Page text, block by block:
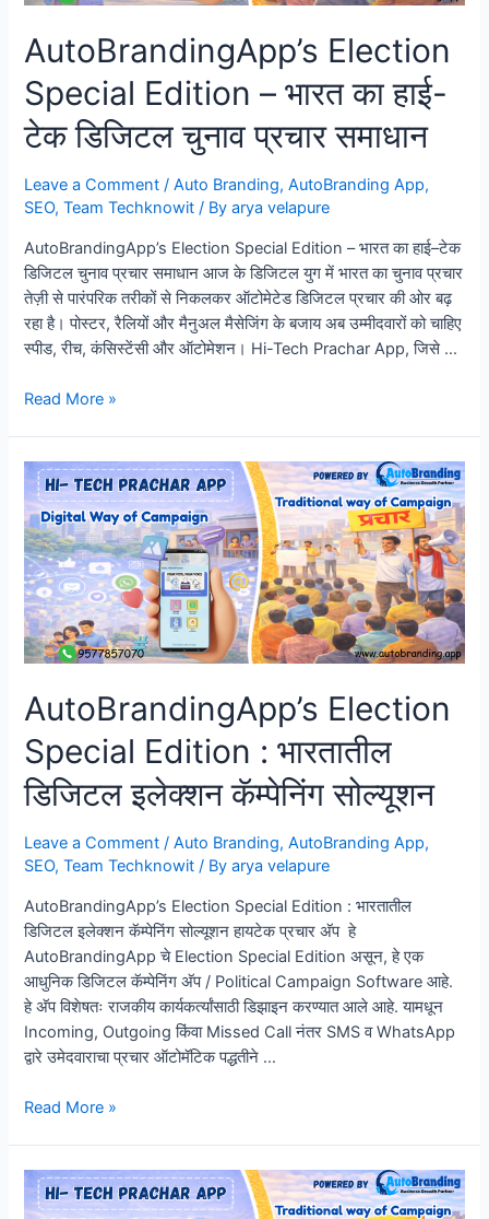
Means”
AutoBrandingApp’s Election
Special Edition – भारत का हाई-
टेक डिजिटल चुनाव प्रचार समाधान
Leave a Comment /Auto Branding,AutoBranding App,
SEO,Team Techknowit / Byarya velapure
AutoBrandingApp’s Election Special Edition – भारत का हाई–टेक
डिजिटल चुनाव प्रचार समाधान आज के डिजिटल युग में भारत का चुनाव प्रचार
तेज़ी से पारंपरिक तरीकों से निकलकर ऑटोमेटेड डिजिटल प्रचार की ओर बढ़
रहा है। पोस्टर, रैलियों और मैनुअल मैसेजिंग के बजाय अब उम्मीदवारों को चाहिए
स्पीड, रीच, कंसिस्टेंसी और ऑटोमेशन। Hi-Tech Prachar App, जिसे …
AutoBrandingApp’s
Edition
–
भारत
का
हाई-
टेक
डिजिटल
चुनाव
समाधान
Read More »
AutoBrandingApp’s Election
Special Edition : भारतातील
डिजिटल इलेक्शन कॅम्पेनिंग सोल्यूशन
Leave a Comment /Auto Branding,AutoBranding App,
SEO,Team Techknowit / Byarya velapure
AutoBrandingApp’s Election Special Edition : भारतातील
डिजिटल इलेक्शन कॅम्पेनिंग सोल्यूशन हायटेक प्रचार अ‍ॅप हे
AutoBrandingApp चे Election Special Edition असून, हे एक
आधुनिक डिजिटल कॅम्पेनिंग अ‍ॅप / Political Campaign Software आहे.
हे अ‍ॅप विशेषतः राजकीय कार्यकर्त्यांसाठी डिझाइन करण्यात आले आहे. यामधून
Incoming, Outgoing किंवा Missed Call नंतर SMS व WhatsApp
द्वारे उमेदवाराचा प्रचार ऑटोमॅटिक पद्धतीने …
AutoBrandingApp’s
Edition
:
Read More »